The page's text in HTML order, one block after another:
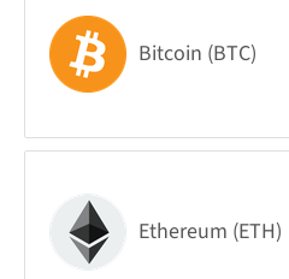
Bitcoin (BTC)
Ethereum (ETH)